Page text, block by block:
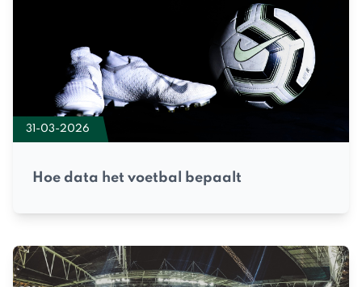
31-03-2026
Hoe data het voetbal bepaalt